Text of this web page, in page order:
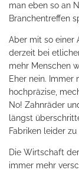
man eben so an
Branchentreffen
Aber mit so einer
derzeit bei
mehr Menschen
Eher nein. Immer
hochpräzise,
No! Zahnräder
längst
Fabriken leider
Die Wirtschaft
immer mehr